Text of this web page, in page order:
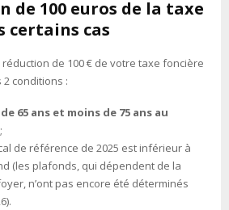
de 100 euros de la taxe
certains cas
de 100 € de votre taxe foncière
conditions :
65 ans et moins de 75 ans au
de référence de 2025 est inférieur à
(les plafonds, qui dépendent de la
n’ont pas encore été déterminés